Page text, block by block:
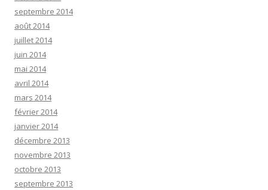
septembre 2014
août 2014
juillet 2014
juin 2014
mai 2014
avril 2014
mars 2014
février 2014
janvier 2014
décembre 2013
novembre 2013
octobre 2013
septembre 2013